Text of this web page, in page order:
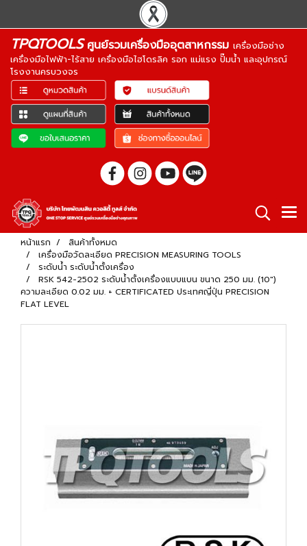
TPQTOOLSศูนย์รวมเครื่องมืออุตสาหกรรม เครื่องมือช่าง
เครื่องมือไฟฟ้า-ไร้สาย เครื่องมือไฮโดรลิค รอก แม่แรง ปั๊มน้ำ และอุปกรณ์
โรงงานครบวงจร
หน้าแรก
สินค้าทั้งหมด
เครื่องมือวัดละเอียด PRECISION MEASURING TOOLS
ระดับน้ำ ระดับน้ำตั้งเครื่อง
RSK 542-2502 ระดับน้ำตั้งเครื่องแบบแบน ขนาด 250 มม. (10")
ความละเอียด 0.02 มม. + CERTIFICATED ประเทศญี่ปุ่น PRECISION
FLAT LEVEL